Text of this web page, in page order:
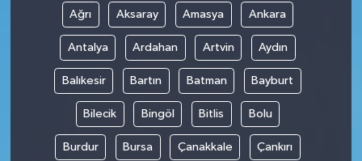
Ağrı Aksaray Amasya Ankara
Antalya Ardahan Artvin Aydın
Balıkesir Bartın Batman Bayburt
Bilecik Bingöl Bitlis Bolu
Burdur Bursa Çanakkale Çankırı